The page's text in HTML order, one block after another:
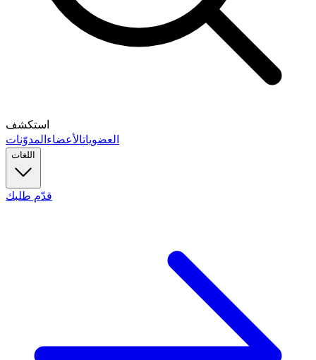
استكشف
العضوياتالأعضاءالمدوّنات
اللغات
قدّم طلبك